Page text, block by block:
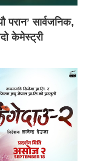
परान’ सार्वजनिक,
केमेस्ट्री